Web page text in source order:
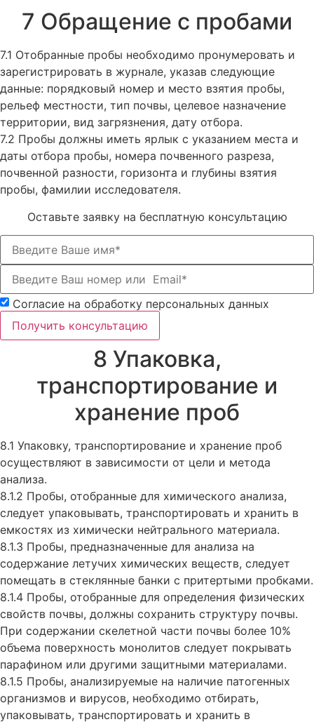
7 Обращение с пробами
7.1 Отобранные пробы необходимо пронумеровать и
зарегистрировать в журнале, указав следующие
данные: порядковый номер и место взятия пробы,
рельеф местности, тип почвы, целевое назначение
территории, вид загрязнения, дату отбора.
7.2 Пробы должны иметь ярлык с указанием места и
даты отбора пробы, номера почвенного разреза,
почвенной разности, горизонта и глубины взятия
пробы, фамилии исследователя.
Оставьте заявку на бесплатную консультацию
Согласие на обработку персональных данных
Получить консультацию
8 Упаковка,
транспортирование и
хранение проб
8.1 Упаковку, транспортирование и хранение проб
осуществляют в зависимости от цели и метода
анализа.
8.1.2 Пробы, отобранные для химического анализа,
следует упаковывать, транспортировать и хранить в
емкостях из химически нейтрального материала.
8.1.3 Пробы, предназначенные для анализа на
содержание летучих химических веществ, следует
помещать в стеклянные банки с притертыми пробками.
8.1.4 Пробы, отобранные для определения физических
свойств почвы, должны сохранить структуру почвы.
При содержании скелетной части почвы более 10%
объема поверхность монолитов следует покрывать
парафином или другими защитными материалами.
8.1.5 Пробы, анализируемые на наличие патогенных
организмов и вирусов, необходимо отбирать,
упаковывать, транспортировать и хранить в